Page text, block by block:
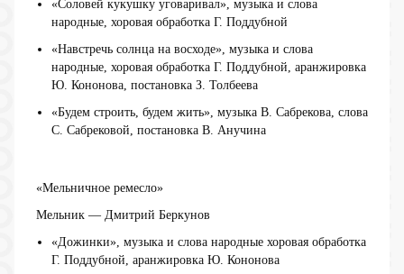
«Соловей кукушку уговаривал», музыка и слова
народные, хоровая обработка Г. Поддубной
«Навстречь солнца на восходе», музыка и слова
народные, хоровая обработка Г. Поддубной, аранжировка
Ю. Кононова, постановка З. Толбеева
«Будем строить, будем жить», музыка В. Сабрекова, слова
С. Сабрековой, постановка В. Анучина
«Мельничное ремесло»
Мельник — Дмитрий Беркунов
«Дожинки», музыка и слова народные хоровая обработка
Г. Поддубной, аранжировка Ю. Кононова